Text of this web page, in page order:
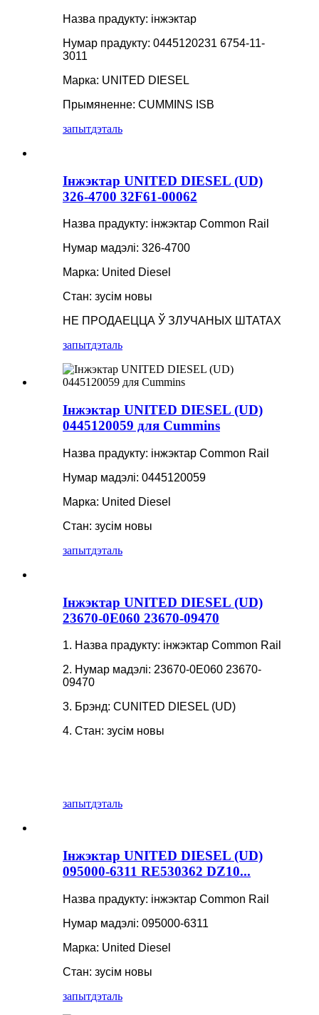
Назва прадукту: інжэктар
Нумар прадукту: 0445120231 6754-11-
3011
Марка: UNITED DIESEL
Прымяненне: CUMMINS ISB
запытдэталь
Інжэктар UNITED DIESEL (UD)
326-4700 32F61-00062
Назва прадукту: інжэктар Common Rail
Нумар мадэлі: 326-4700
Марка: United Diesel
Стан: зусім новы
НЕ ПРОДАЕЦЦА Ў ЗЛУЧАНЫХ ШТАТАХ
запытдэталь
Інжэктар UNITED DIESEL (UD)
0445120059 для Cummins
Назва прадукту: інжэктар Common Rail
Нумар мадэлі: 0445120059
Марка: United Diesel
Стан: зусім новы
запытдэталь
Інжэктар UNITED DIESEL (UD)
23670-0E060 23670-09470
1. Назва прадукту: інжэктар Common Rail
2. Нумар мадэлі: 23670-0E060 23670-
09470
3. Брэнд: CUNITED DIESEL (UD)
4. Стан: зусім новы
запытдэталь
Інжэктар UNITED DIESEL (UD)
095000-6311 RE530362 DZ10...
Назва прадукту: інжэктар Common Rail
Нумар мадэлі: 095000-6311
Марка: United Diesel
Стан: зусім новы
запытдэталь